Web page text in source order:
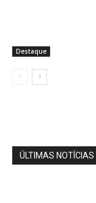
Destaque
ÚLTIMAS NOTÍCIAS